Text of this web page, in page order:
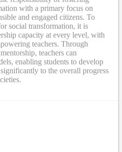
with a primary focus on
and engaged citizens. To
social transformation, it is
capacity at every level, with
teachers. Through
teachers can
enabling students to develop
to the overall progress